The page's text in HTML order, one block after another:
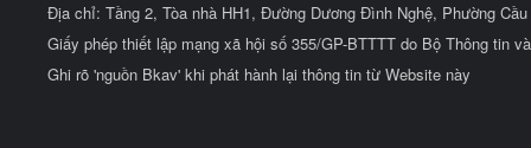
Địa chỉ: Tầng 2, Tòa nhà HH1, Đường Dương Đình Nghệ, Phường
Giấy phép thiết lập mạng xã hội số 355/GP-BTTTT do Bộ Thông tin
Ghi rõ 'nguồn Bkav' khi phát hành lại thông tin từ Website này